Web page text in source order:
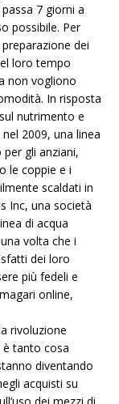
7 giorni a
possibile. Per
dei
loro tempo
non vogliono
In risposta
nutrimento e
2009, una linea
gli anziani,
le coppie e i
scaldati in
Inc, una società
di acqua
volta che i
dei loro
più fedeli e
online,
rivoluzione
è tanto cosa
diventando
acquisti su